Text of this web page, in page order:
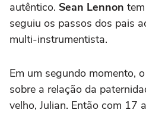
autêntico. Sean Lennon
seguiu os passos dos pais
multi-instrumentista.
Em um segundo momento,
sobre a relação da
velho, Julian. Então com 17